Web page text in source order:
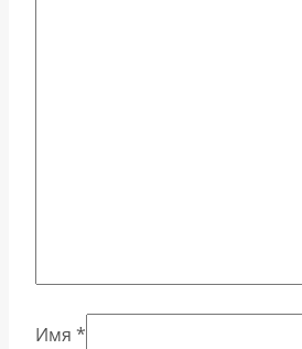
Имя *